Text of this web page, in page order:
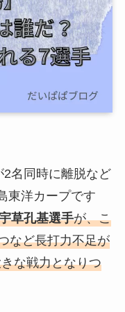
名同時に離脱など
東洋カープです
草孔基選手が、こ
など長打力不足が
な戦力となりつ